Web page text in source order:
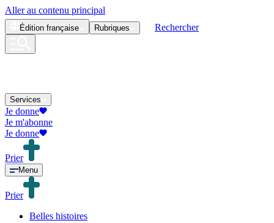
Aller au contenu principal
Édition française Rubriques Rechercher
Services
Je donne
Je m'abonne
Je donne
Prier
Menu
Prier
Belles histoires